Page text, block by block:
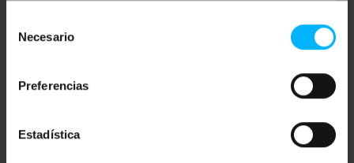
Necesario
Preferencias
Estadística
tripode per a projector
suport televisio